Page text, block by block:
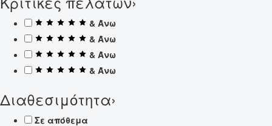
& Άνω
& Άνω
& Άνω
& Άνω
Διαθεσιμότητα›
Σε απόθεμα